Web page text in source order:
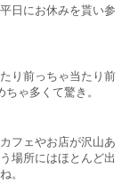
日にお休みを貰い参
り前っちゃ当たり前
ゃ多くて驚き。
フェやお店が沢山あ
場所にはほとんど出
。